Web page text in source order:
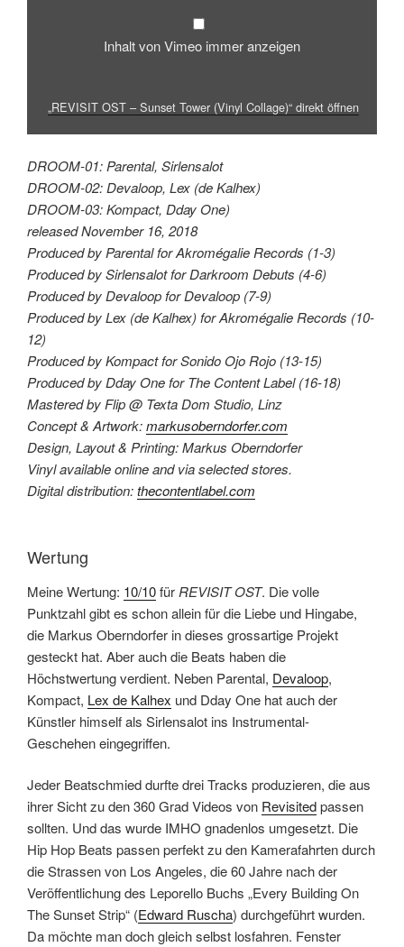
Inhalt von Vimeo immer anzeigen
„REVISIT OST – Sunset Tower (Vinyl Collage)“ direkt öffnen
DROOM-01: Parental, Sirlensalot
DROOM-02: Devaloop, Lex (de Kalhex)
DROOM-03: Kompact, Dday One)
released November 16, 2018
Produced by Parental for Akromégalie Records (1-3)
Produced by Sirlensalot for Darkroom Debuts (4-6)
Produced by Devaloop for Devaloop (7-9)
Produced by Lex (de Kalhex) for Akromégalie Records (10-
12)
Produced by Kompact for Sonido Ojo Rojo (13-15)
Produced by Dday One for The Content Label (16-18)
Mastered by Flip @ Texta Dom Studio, Linz
Concept & Artwork:markusoberndorfer.com
Design, Layout & Printing: Markus Oberndorfer
Vinyl available online and via selected stores.
Digital distribution:thecontentlabel.com
Wertung
Meine Wertung: 10/10für REVISIT OST. Die volle
Punktzahl gibt es schon allein für die Liebe und Hingabe,
die Markus Oberndorfer in dieses grossartige Projekt
gesteckt hat. Aber auch die Beats haben die
Höchstwertung verdient. Neben Parental, Devaloop,
Kompact, Lex de Kalhex und Dday One hat auch der
Künstler himself als Sirlensalot ins Instrumental-
Geschehen eingegriffen.
Jeder Beatschmied durfte drei Tracks produzieren, die aus
ihrer Sicht zu den 360 Grad Videos von Revisitedpassen
sollten. Und das wurde IMHO gnadenlos umgesetzt. Die
Hip Hop Beats passen perfekt zu den Kamerafahrten durch
die Strassen von Los Angeles, die 60 Jahre nach der
Veröffentlichung des Leporello Buchs „Every Building On
The Sunset Strip“ (Edward Ruscha) durchgeführt wurden.
Da möchte man doch gleich selbst losfahren. Fenster